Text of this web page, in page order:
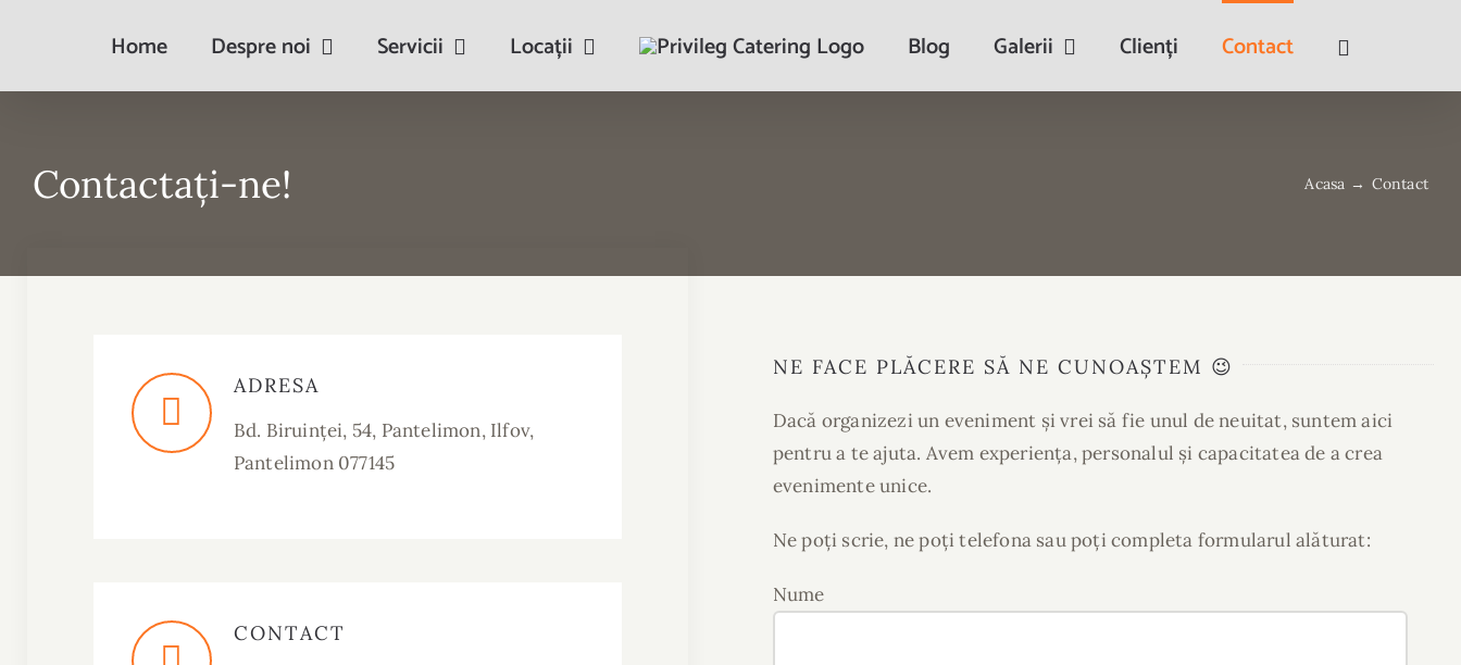
Home Despre noi Servicii Locații Blog Galerii Clienți Contact
Contactați-ne! Acasa → Contact
ADRESA
Bd. Biruinței, 54, Pantelimon, Ilfov,
Pantelimon 077145
CONTACT
NE FACE PLĂCERE SĂ NE CUNOAȘTEM 😉
Dacă organizezi un eveniment și vrei să fie unul de neuitat, suntem aici
pentru a te ajuta. Avem experiența, personalul și capacitatea de a crea
evenimente unice.
Ne poți scrie, ne poți telefona sau poți completa formularul alăturat:
Nume